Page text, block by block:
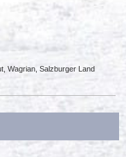
Wagrian, Salzburger Land